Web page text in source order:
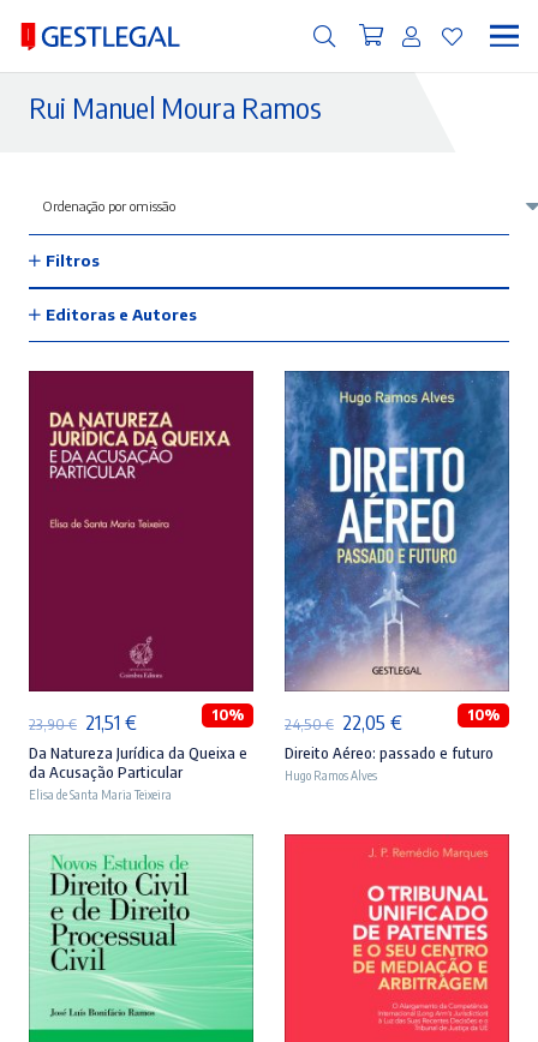
Rui Manuel Moura Ramos
Filtros
Editoras e Autores
ADICIONAR
23,90€ O
preço
original
23,90 €.
21,51 €O
preço
atual
21,51 €.
10%
Da Natureza Jurídica da Queixa e
da Acusação Particular
Elisa de Santa Maria Teixeira
ADICIONAR
24,50€ O
preço
original
24,50 €.
22,05 €O
preço
22,05 €.
10%
Direito Aéreo: passado e futuro
Hugo Ramos Alves